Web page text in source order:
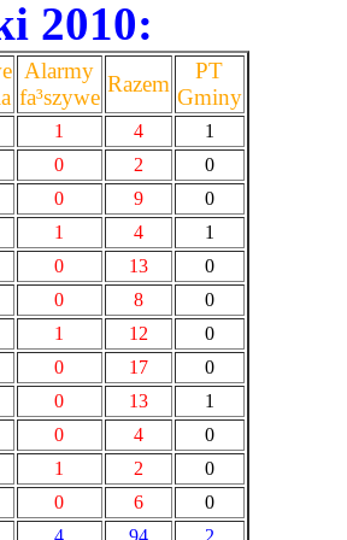
2010:
Alarmy
fa³szywe
Razem
PT
Gminy
1 4
1
0
2
0
0
9
0
1
4
1
0
13
0
0
8
0
1
12
0
0
17
0
0
13
1
0
4
0
1
2
0
0
6
0